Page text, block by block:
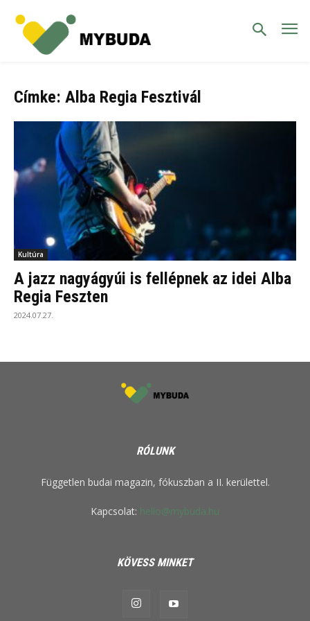
Címke: Alba Regia Fesztivál
Kultúra
A jazz nagyágyúi is fellépnek az idei Alba
Regia Feszten
2024.07.27.
RÓLUNK
Független budai magazin, fókuszban a II. kerülettel.
Kapcsolat: hello@mybuda.hu
KÖVESS MINKET